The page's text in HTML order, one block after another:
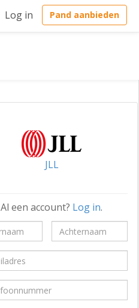
Log in Pand aanbieden
JLL
Al een account? Log in.